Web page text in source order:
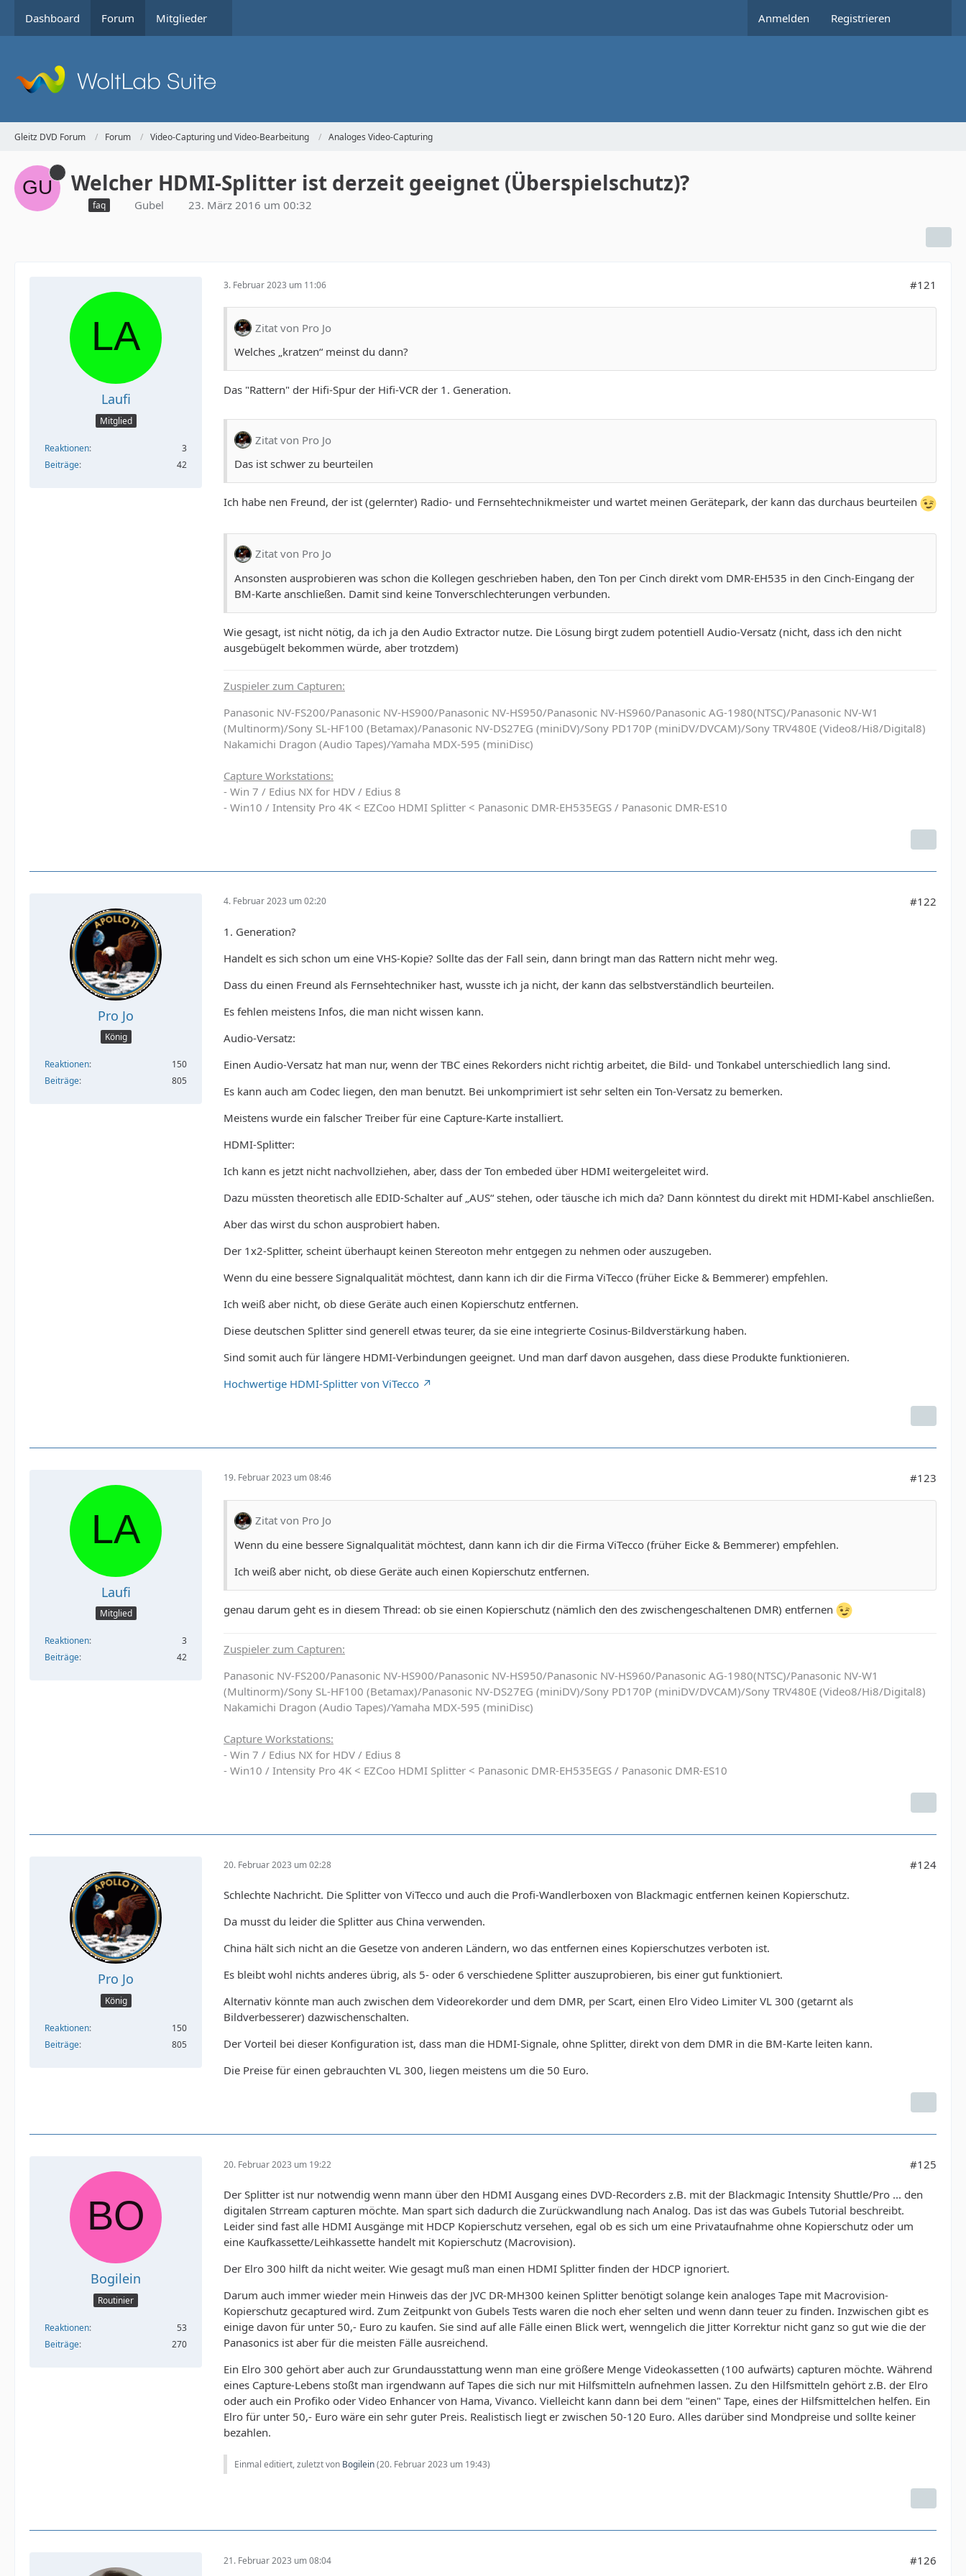
Dashboard Forum Mitglieder Anmelden Registrieren
Gleitz DVD Forum Forum Video-Capturing und Video-Bearbeitung Analoges Video-Capturing
Welcher HDMI-Splitter ist derzeit geeignet (Überspielschutz)?
faq Gubel 23. März 2016 um 00:32
Laufi
Mitglied
Reaktionen
3
Beiträge
42
3. Februar 2023 um 11:06 #121
Zitat von Pro Jo
Welches „kratzen“ meinst du dann?
Das "Rattern" der Hifi-Spur der Hifi-VCR der 1. Generation.
Zitat von Pro Jo
Das ist schwer zu beurteilen
Ich habe nen Freund, der ist (gelernter) Radio- und Fernsehtechnikmeister und wartet meinen Gerätepark, der kann das durchaus beurteilen
Zitat von Pro Jo
Ansonsten ausprobieren was schon die Kollegen geschrieben haben, den Ton per Cinch direkt vom DMR-EH535 in den Cinch-Eingang der
BM-Karte anschließen. Damit sind keine Tonverschlechterungen verbunden.
Wie gesagt, ist nicht nötig, da ich ja den Audio Extractor nutze. Die Lösung birgt zudem potentiell Audio-Versatz (nicht, dass ich den nicht
ausgebügelt bekommen würde, aber trotzdem)
Zuspieler zum Capturen:
Panasonic NV-FS200/Panasonic NV-HS900/Panasonic NV-HS950/Panasonic NV-HS960/Panasonic AG-1980(NTSC)/Panasonic NV-W1
(Multinorm)/Sony SL-HF100 (Betamax)/Panasonic NV-DS27EG (miniDV)/Sony PD170P (miniDV/DVCAM)/Sony TRV480E (Video8/Hi8/Digital8)
Nakamichi Dragon (Audio Tapes)/Yamaha MDX-595 (miniDisc)
Capture Workstations:
- Win 7 / Edius NX for HDV / Edius 8
- Win10 / Intensity Pro 4K < EZCoo HDMI Splitter < Panasonic DMR-EH535EGS / Panasonic DMR-ES10
Pro Jo
König
Reaktionen
150
Beiträge
805
4. Februar 2023 um 02:20 #122
1. Generation?
Handelt es sich schon um eine VHS-Kopie? Sollte das der Fall sein, dann bringt man das Rattern nicht mehr weg.
Dass du einen Freund als Fernsehtechniker hast, wusste ich ja nicht, der kann das selbstverständlich beurteilen.
Es fehlen meistens Infos, die man nicht wissen kann.
Audio-Versatz:
Einen Audio-Versatz hat man nur, wenn der TBC eines Rekorders nicht richtig arbeitet, die Bild- und Tonkabel unterschiedlich lang sind.
Es kann auch am Codec liegen, den man benutzt. Bei unkomprimiert ist sehr selten ein Ton-Versatz zu bemerken.
Meistens wurde ein falscher Treiber für eine Capture-Karte installiert.
HDMI-Splitter:
Ich kann es jetzt nicht nachvollziehen, aber, dass der Ton embeded über HDMI weitergeleitet wird.
Dazu müssten theoretisch alle EDID-Schalter auf „AUS“ stehen, oder täusche ich mich da? Dann könntest du direkt mit HDMI-Kabel anschließen.
Aber das wirst du schon ausprobiert haben.
Der 1x2-Splitter, scheint überhaupt keinen Stereoton mehr entgegen zu nehmen oder auszugeben.
Wenn du eine bessere Signalqualität möchtest, dann kann ich dir die Firma ViTecco (früher Eicke & Bemmerer) empfehlen.
Ich weiß aber nicht, ob diese Geräte auch einen Kopierschutz entfernen.
Diese deutschen Splitter sind generell etwas teurer, da sie eine integrierte Cosinus-Bildverstärkung haben.
Sind somit auch für längere HDMI-Verbindungen geeignet. Und man darf davon ausgehen, dass diese Produkte funktionieren.
Hochwertige HDMI-Splitter von ViTecco
Laufi
Mitglied
Reaktionen
3
Beiträge
42
19. Februar 2023 um 08:46 #123
Zitat von Pro Jo
Wenn du eine bessere Signalqualität möchtest, dann kann ich dir die Firma ViTecco (früher Eicke & Bemmerer) empfehlen.
Ich weiß aber nicht, ob diese Geräte auch einen Kopierschutz entfernen.
genau darum geht es in diesem Thread: ob sie einen Kopierschutz (nämlich den des zwischengeschaltenen DMR) entfernen
Zuspieler zum Capturen:
Panasonic NV-FS200/Panasonic NV-HS900/Panasonic NV-HS950/Panasonic NV-HS960/Panasonic AG-1980(NTSC)/Panasonic NV-W1
(Multinorm)/Sony SL-HF100 (Betamax)/Panasonic NV-DS27EG (miniDV)/Sony PD170P (miniDV/DVCAM)/Sony TRV480E (Video8/Hi8/Digital8)
Nakamichi Dragon (Audio Tapes)/Yamaha MDX-595 (miniDisc)
Capture Workstations:
- Win 7 / Edius NX for HDV / Edius 8
- Win10 / Intensity Pro 4K < EZCoo HDMI Splitter < Panasonic DMR-EH535EGS / Panasonic DMR-ES10
Pro Jo
König
Reaktionen
150
Beiträge
805
20. Februar 2023 um 02:28 #124
Schlechte Nachricht. Die Splitter von ViTecco und auch die Profi-Wandlerboxen von Blackmagic entfernen keinen Kopierschutz.
Da musst du leider die Splitter aus China verwenden.
China hält sich nicht an die Gesetze von anderen Ländern, wo das entfernen eines Kopierschutzes verboten ist.
Es bleibt wohl nichts anderes übrig, als 5- oder 6 verschiedene Splitter auszuprobieren, bis einer gut funktioniert.
Alternativ könnte man auch zwischen dem Videorekorder und dem DMR, per Scart, einen Elro Video Limiter VL 300 (getarnt als
Bildverbesserer) dazwischenschalten.
Der Vorteil bei dieser Konfiguration ist, dass man die HDMI-Signale, ohne Splitter, direkt von dem DMR in die BM-Karte leiten kann.
Die Preise für einen gebrauchten VL 300, liegen meistens um die 50 Euro.
Bogilein
Routinier
Reaktionen
53
Beiträge
270
20. Februar 2023 um 19:22 #125
Der Splitter ist nur notwendig wenn mann über den HDMI Ausgang eines DVD-Recorders z.B. mit der Blackmagic Intensity Shuttle/Pro ... den
digitalen Strream capturen möchte. Man spart sich dadurch die Zurückwandlung nach Analog. Das ist das was Gubels Tutorial beschreibt.
Leider sind fast alle HDMI Ausgänge mit HDCP Kopierschutz versehen, egal ob es sich um eine Privataufnahme ohne Kopierschutz oder um
eine Kaufkassette/Leihkassette handelt mit Kopierschutz (Macrovision).
Der Elro 300 hilft da nicht weiter. Wie gesagt muß man einen HDMI Splitter finden der HDCP ignoriert.
Darum auch immer wieder mein Hinweis das der JVC DR-MH300 keinen Splitter benötigt solange kein analoges Tape mit Macrovision-
Kopierschutz gecaptured wird. Zum Zeitpunkt von Gubels Tests waren die noch eher selten und wenn dann teuer zu finden. Inzwischen gibt es
einige davon für unter 50,- Euro zu kaufen. Sie sind auf alle Fälle einen Blick wert, wenngelich die Jitter Korrektur nicht ganz so gut wie die der
Panasonics ist aber für die meisten Fälle ausreichend.
Ein Elro 300 gehört aber auch zur Grundausstattung wenn man eine größere Menge Videokassetten (100 aufwärts) capturen möchte. Während
eines Capture-Lebens stoßt man irgendwann auf Tapes die sich nur mit Hilfsmitteln aufnehmen lassen. Zu den Hilfsmitteln gehört z.B. der Elro
oder auch ein Profiko oder Video Enhancer von Hama, Vivanco. Vielleicht kann dann bei dem "einen" Tape, eines der Hilfsmittelchen helfen. Ein
Elro für unter 50,- Euro wäre ein sehr guter Preis. Realistisch liegt er zwischen 50-120 Euro. Alles darüber sind Mondpreise und sollte keiner
bezahlen.
Einmal editiert, zuletzt von Bogilein(20. Februar 2023 um 19:43)
21. Februar 2023 um 08:04 #126